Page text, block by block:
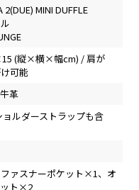
2(DUE) MINI DUFFLE
(縦×横×幅cm) / 肩が
可能
革
ルダーストラップも含
ァスナーポケット×1、オ
ット×2